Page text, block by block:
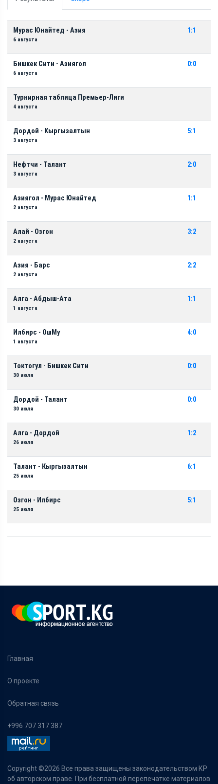
Мурас Юнайтед - Азия
6 августа
1:1
Бишкек Сити - Азиягол
6 августа
0:0
Турнирная таблица Премьер-Лиги
4 августа
Дордой - Кыргызалтын
3 августа
5:1
Нефтчи - Талант
3 августа
2:0
Азиягол - Мурас Юнайтед
2 августа
1:1
Алай - Озгон
2 августа
3:2
Азия - Барс
2 августа
2:2
Алга - Абдыш-Ата
1 августа
1:1
Илбирс - ОшМу
1 августа
4:0
Токтогул - Бишкек Сити
30 июля
0:0
Дордой - Талант
30 июля
0:0
Алга - Дордой
26 июля
1:2
Талант - Кыргызалтын
25 июля
6:1
Озгон - Илбирс
25 июля
5:1
Главная
О проекте
Обратная связь
+996 707 317 387
Copyright ©2026 Все права защищены законодательством КР
об авторском праве. При бесплатной перепечатке материалов